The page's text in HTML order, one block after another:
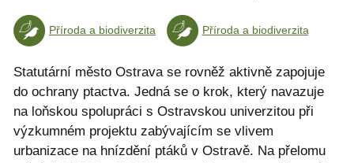
Příroda a biodiverzita Příroda a biodiverzita
Statutární město Ostrava se rovněž aktivně zapojuje
do ochrany ptactva. Jedná se o krok, který navazuje
na loňskou spolupráci s Ostravskou univerzitou při
výzkumném projektu zabývajícím se vlivem
urbanizace na hnízdění ptáků v Ostravě. Na přelomu